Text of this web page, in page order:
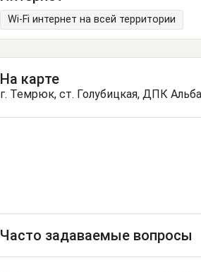
Wi-Fi интернет на всей территории
На карте
г. Темрюк, ст. Голубицкая, ДПК
Часто задаваемые вопросы